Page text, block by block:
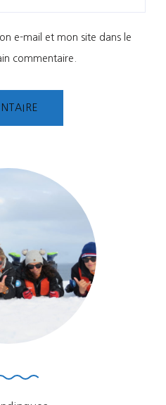
e-mail et mon site dans le
commentaire.